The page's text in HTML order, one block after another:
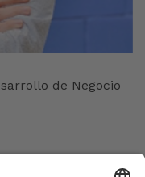
de Negocio